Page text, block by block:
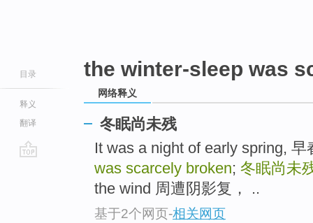
目录
释义
翻译
the winter-sleep was
网络释义
冬眠尚未残
It was a night of early spring,
was scarcely broken; 冬眠尚未
the wind 周遭阴影复， ..
基于2个网页-相关网页